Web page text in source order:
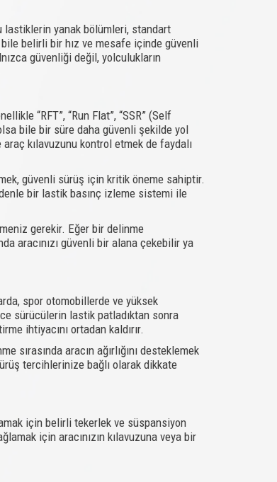
lastiklerin yanak bölümleri, standart
bile belirli bir hız ve mesafe içinde güvenli
güvenliği değil, yolculukların
“RFT”, “Run Flat”, “SSR” (Self
bile bir süre daha güvenli şekilde yol
kılavuzunu kontrol etmek de faydalı
güvenli sürüş için kritik öneme sahiptir.
bir lastik basınç izleme sistemi ile
gerekir. Eğer bir delinme
aracınızı güvenli bir alana çekebilir ya
spor otomobillerde ve yüksek
sürücülerin lastik patladıktan sonra
ihtiyacını ortadan kaldırır.
aracın ağırlığını desteklemek
tercihlerinize bağlı olarak dikkate
için belirli tekerlek ve süspansiyon
için aracınızın kılavuzuna veya bir